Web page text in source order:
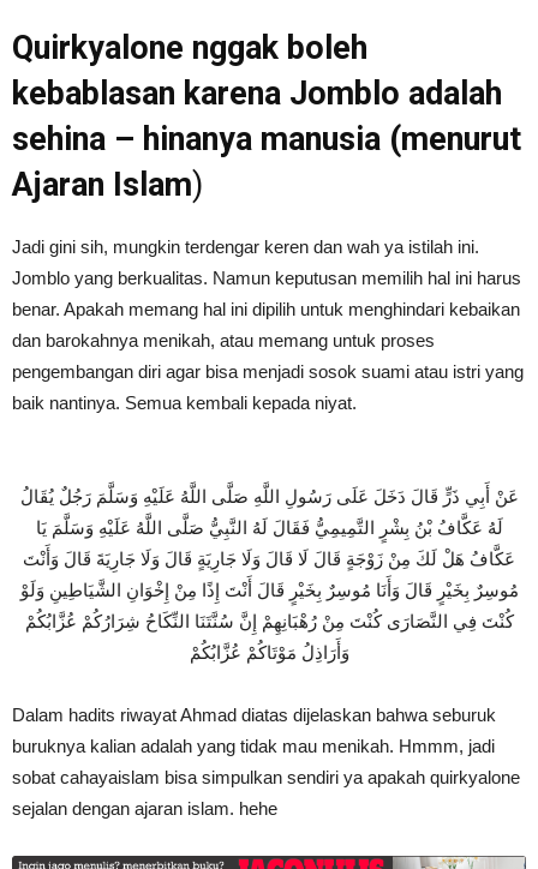
Quirkyalone nggak boleh
kebablasan karena Jomblo adalah
sehina – hinanya manusia (menurut
Ajaran Islam)
Jadi gini sih, mungkin terdengar keren dan wah ya istilah ini.
Jomblo yang berkualitas. Namun keputusan memilih hal ini harus
benar. Apakah memang hal ini dipilih untuk menghindari kebaikan
dan barokahnya menikah, atau memang untuk proses
pengembangan diri agar bisa menjadi sosok suami atau istri yang
baik nantinya. Semua kembali kepada niyat.
عَنْ أَبِي ذَرٍّ قَالَ دَخَلَ عَلَى رَسُولِ اللَّهِ صَلَّى اللَّهُ عَلَيْهِ وَسَلَّمَ رَجُلٌ يُقَالُ
لَهُ عَكَّافُ بْنُ بِشْرٍ التَّمِيمِيُّ فَقَالَ لَهُ النَّبِيُّ صَلَّى اللَّهُ عَلَيْهِ وَسَلَّمَ يَا
عَكَّافُ هَلْ لَكَ مِنْ زَوْجَةٍ قَالَ لَا قَالَ وَلَا جَارِيَةٍ قَالَ وَلَا جَارِيَةَ قَالَ وَأَنْتَ
مُوسِرٌ بِخَيْرٍ قَالَ وَأَنَا مُوسِرٌ بِخَيْرٍ قَالَ أَنْتَ إِذًا مِنْ إِخْوَانِ الشَّيَاطِينِ وَلَوْ
كُنْتَ فِي النَّصَارَى كُنْتَ مِنْ رُهْبَانِهِمْ إِنَّ سُنَّتَنَا النِّكَاحُ شِرَارُكُمْ عُزَّابُكُمْ
وَأَرَاذِلُ مَوْتَاكُمْ عُزَّابُكُمْ
Dalam hadits riwayat Ahmad diatas dijelaskan bahwa seburuk
buruknya kalian adalah yang tidak mau menikah. Hmmm, jadi
sobat cahayaislam bisa simpulkan sendiri ya apakah quirkyalone
sejalan dengan ajaran islam. hehe